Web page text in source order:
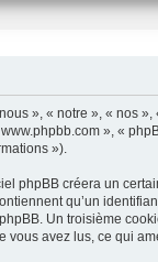
», « notre », « nos »,
», «
»).
phpBB créera un
qu’un
Un troisième
vous avez lus, ce qui